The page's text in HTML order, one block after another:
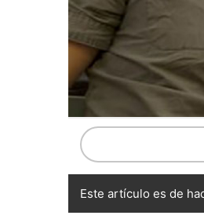
Este artículo es de